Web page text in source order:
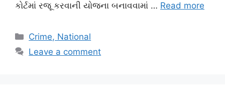
કોર્ટમાં રજૂ કરવાની યોજના બનાવવામાં … Read more
Categories
Crime, National
Leave a comment